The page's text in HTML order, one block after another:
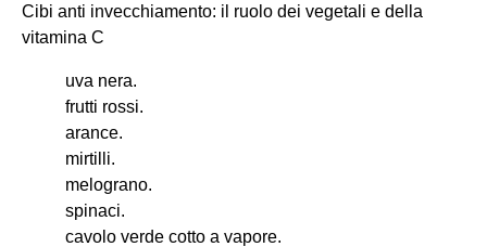
Cibi anti invecchiamento: il ruolo dei vegetali e della
vitamina C
uva nera.
frutti rossi.
arance.
mirtilli.
melograno.
spinaci.
cavolo verde cotto a vapore.